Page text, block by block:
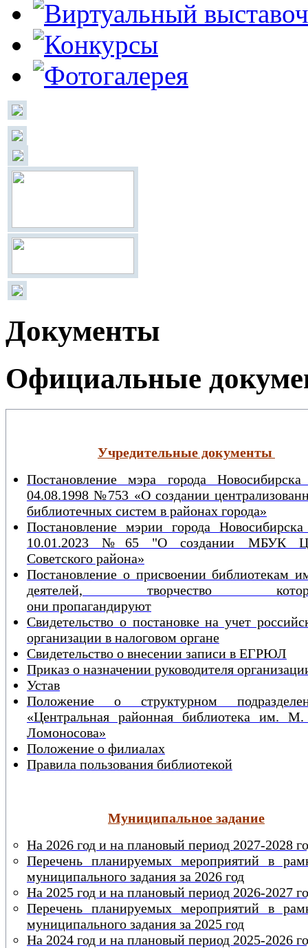
Документы
Официальные
Учредительные документы
Постановление мэра города
04.08.1998 №753 «О создании
библиотечных систем в районах города»
Постановление мэрии города
10.01.2023 №65 "О создании МБУК
Советского района»
Постановление о присвоении библиотекам
деятелей, творчество
они пропагандируют
Свидетельство о постановке на учет
организации в налоговом органе
Свидетельство о внесении записи в ЕГРЮЛ
Приказ о назначении руководителя
Устав
Положение о структурном
«Центральная районная библиотека им.
Ломоносова»
Положение о филиалах
Правила пользования библиотекой
Муниципальное задание
На 2026 год и на плановый период 2027-2028
Перечень планируемых мероприятий в
муниципального задания за 2026 год
На 2025 год и на плановый период 2026-2027
Перечень планируемых мероприятий в
муниципального задания за 2025 год
На 2024 год и на плановый период 2025-2026